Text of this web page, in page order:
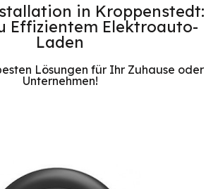
in Kroppenstedt:
Effizientem Elektroauto-
Laden
Lösungen für Ihr Zuhause oder
Unternehmen!